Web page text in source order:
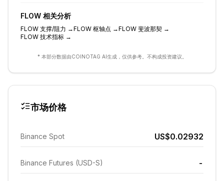
FLOW 相关分析
FLOW 支撑/阻力 →FLOW 枢轴点 →FLOW 斐波那契 →
FLOW 技术指标 →
* 本部分数据由COINOTAG AI生成，仅供参考。不构成投资建议。
市场价格
Binance Spot US$0.02932
Binance Futures (USD-S) -